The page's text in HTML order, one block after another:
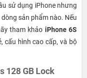
sử dụng iPhone nhưng
sản phẩm nào. Nếu
tham khảo iPhone 6S
cấu hình cao cấp, và bộ
128 GB Lock